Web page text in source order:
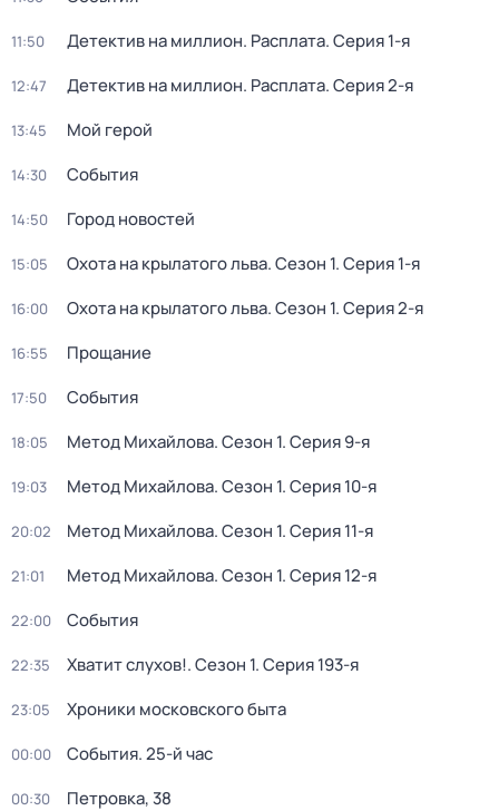
11:50 Детектив на миллион. Расплата. Серия 1-я
12:47 Детектив на миллион. Расплата. Серия 2-я
13:45 Мой герой
14:30 События
14:50 Город новостей
15:05 Охота на крылатого льва. Сезон 1. Серия 1-я
16:00 Охота на крылатого льва. Сезон 1. Серия 2-я
16:55 Прощание
17:50 События
18:05 Метод Михайлова. Сезон 1. Серия 9-я
19:03 Метод Михайлова. Сезон 1. Серия 10-я
20:02 Метод Михайлова. Сезон 1. Серия 11-я
21:01 Метод Михайлова. Сезон 1. Серия 12-я
22:00 События
22:35 Хватит слухов!. Сезон 1. Серия 193-я
23:05 Хроники московского быта
00:00 События. 25-й час
00:30 Петровка, 38